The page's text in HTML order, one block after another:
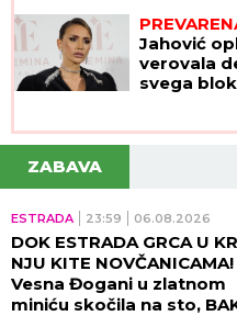
Jahović
verovala
svega
ZABAVA
ESTRADA 23:59 06.08.2026
DOK ESTRADA GRCA U
NJU KITE NOVČANICAMA!
Vesna Đogani u zlatnom
miniću skočila na sto,